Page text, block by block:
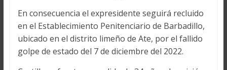
En consecuencia el expresidente seguirá recluido
en el Establecimiento Penitenciario de Barbadillo,
ubicado en el distrito limeño de Ate, por el fallido
golpe de estado del 7 de diciembre del 2022.